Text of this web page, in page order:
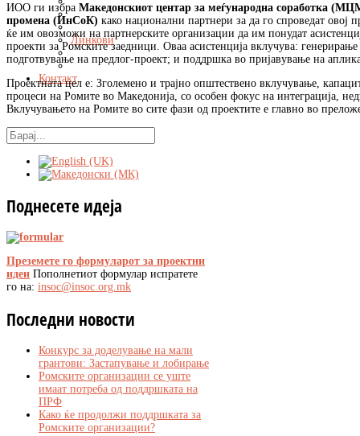
Линкови
Контакт
ИОО ги избра Македонскиот центар за меѓународна соработка
промена (ИнСоК) како национални партнери за да го спроведат
ќе им овозможи на партнерските организации да им понудат
проекти за Ромските заедници. Оваа асистенција вклучува:
подготвување на предлог-проект; и поддршка во пријавување на
Проектната цел е: Зголемено и трајно општествено вклучување,
процеси на Ромите во Македонија, со особен фокус на интеграција,
Вклучувањето на Ромите во сите фази од проектите е главно во
Поднесете идеја
Преземете го формуларот за проектни
идеи Пополнетиот формулар испратете
го на: insoc@insoc.org.mk
Последни новости
Конкурс за доделување на мали
грантови: Застапување и лобирање
Ромските организации се уште
имаат потреба од поддршката на
ПРФ
Како ќе продолжи поддршката за
Ромските организации?